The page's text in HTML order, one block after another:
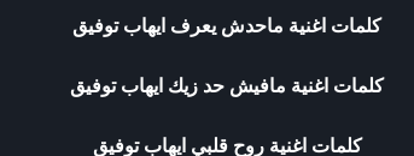
كلمات اغنية ماحدش يعرف ايهاب توفيق
كلمات اغنية مافيش حد زيك ايهاب توفيق
كلمات اغنية روح قلبي ايهاب توفيق